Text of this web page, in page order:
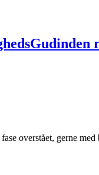
overstået, gerne